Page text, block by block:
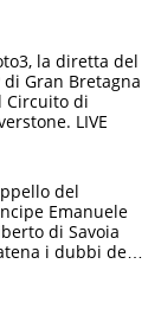
la diretta del
di Gran Bretagna
Circuito di
LIVE
del
Emanuele
di Savoia
i dubbi dei